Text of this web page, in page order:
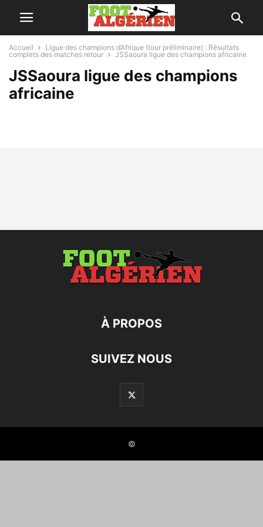
Accueil
Ligue des champions d’Afrique (tour préliminaire) : Résultats
complets des matches retour
JSSaoura ligue des champions africaine
JSSaoura ligue des champions
africaine
À PROPOS
SUIVEZ NOUS
©